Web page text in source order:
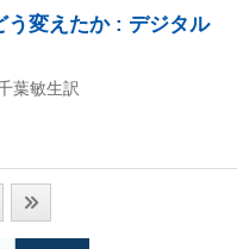
う変えたか : デジタル
葉敏生訳